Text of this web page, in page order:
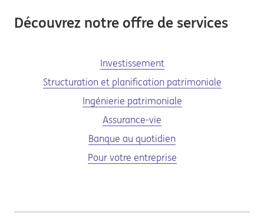
Découvrez notre offre de services
Investissement
Structuration et planification patrimoniale
Ingénierie patrimoniale
Assurance-vie
Banque au quotidien
Pour votre entreprise